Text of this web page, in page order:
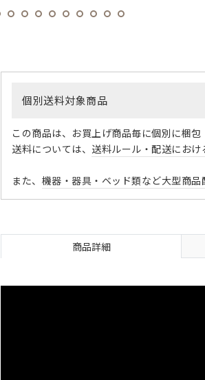
個別送料対象商品
この商品は、お買上げ商品毎に個別に梱
送料については、 送料ルール・配送におけ
また、 機器・器具・ベッド類など大型商
商品詳細